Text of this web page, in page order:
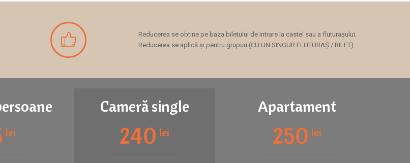
Reducerea se obtine pe baza biletului de intrare la castel sau a fluturașului.
Reducerea se aplică și pentru grupuri (CU UN SINGUR FLUTURAȘ / BILET)
lei
Cameră single
240 lei
Apartament
250 lei